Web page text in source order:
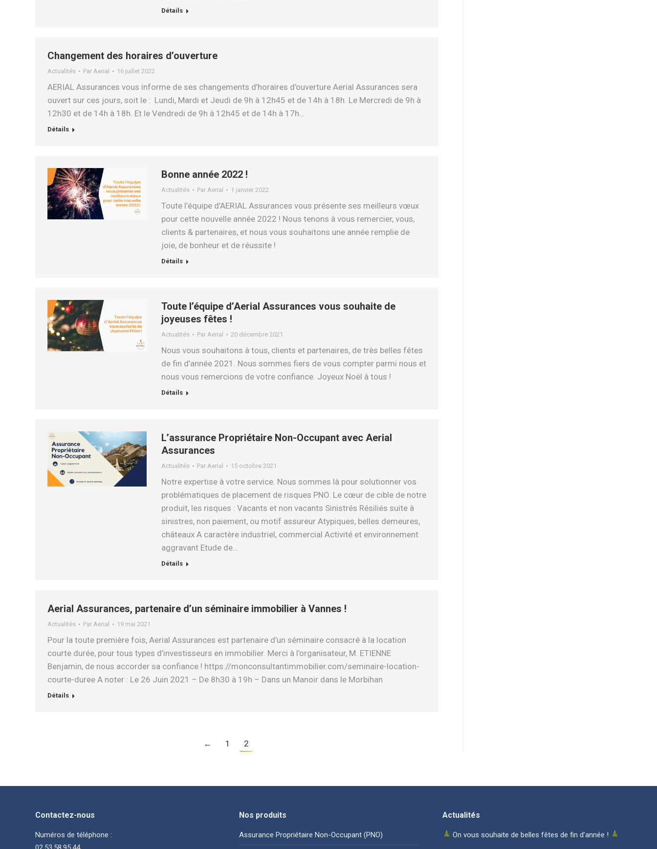
Détails
Changement des horaires d’ouverture
Actualités Par Aerial 16 juillet 2022
AERIAL Assurances vous informe de ses changements d’horaires d’ouverture Aerial Assurances sera
ouvert sur ces jours, soit le : Lundi, Mardi et Jeudi de 9h à 12h45 et de 14h à 18h. Le Mercredi de 9h à
12h30 et de 14h à 18h. Et le Vendredi de 9h à 12h45 et de 14h à 17h…
Détails
Bonne année 2022 !
Actualités Par Aerial 1 janvier 2022
Toute l’équipe d’AERIAL Assurances vous présente ses meilleurs vœux
pour cette nouvelle année 2022 ! Nous tenons à vous remercier, vous,
clients & partenaires, et nous vous souhaitons une année remplie de
joie, de bonheur et de réussite !
Détails
Toute l’équipe d’Aerial Assurances vous souhaite de
joyeuses fêtes !
Actualités Par Aerial 20 décembre 2021
Nous vous souhaitons à tous, clients et partenaires, de très belles fêtes
de fin d’année 2021. Nous sommes fiers de vous compter parmi nous et
nous vous remercions de votre confiance. Joyeux Noël à tous !
Détails
L’assurance Propriétaire Non-Occupant avec Aerial
Assurances
Actualités Par Aerial 15 octobre 2021
Notre expertise à votre service. Nous sommes là pour solutionner vos
problématiques de placement de risques PNO. Le cœur de cible de notre
produit, les risques : Vacants et non vacants Sinistrés Résiliés suite à
sinistres, non paiement, ou motif assureur Atypiques, belles demeures,
châteaux A caractère industriel, commercial Activité et environnement
aggravant Etude de…
Détails
Aerial Assurances, partenaire d’un séminaire immobilier à Vannes !
Actualités Par Aerial 19 mai 2021
Pour la toute première fois, Aerial Assurances est partenaire d’un séminaire consacré à la location
courte durée, pour tous types d’investisseurs en immobilier. Merci à l’organisateur, M. ETIENNE
Benjamin, de nous accorder sa confiance ! https://monconsultantimmobilier.com/seminaire-location-
courte-duree A noter : Le 26 Juin 2021 – De 8h30 à 19h – Dans un Manoir dans le Morbihan
Détails
← 1 2
Contactez-nous
Numéros de téléphone :
Nos produits
Assurance Propriétaire Non-Occupant (PNO)
Actualités
On vous souhaite de belles fêtes de fin d’année !